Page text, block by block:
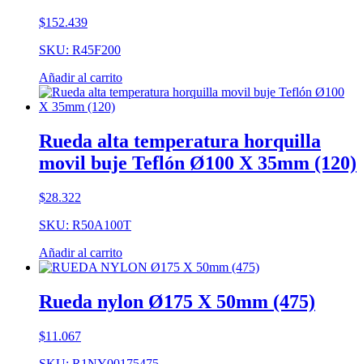
$152.439
SKU: R45F200
Añadir al carrito
Rueda alta temperatura horquilla
movil buje Teflón Ø100 X 35mm (120)
$28.322
SKU: R50A100T
Añadir al carrito
Rueda nylon Ø175 X 50mm (475)
$11.067